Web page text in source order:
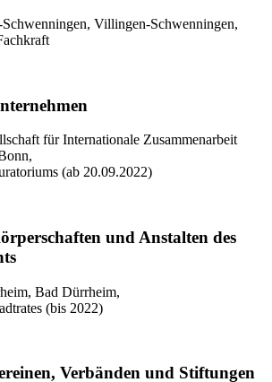
Villingen-Schwenningen,
für Internationale Zusammenarbeit
(ab 20.09.2022)
und Anstalten des
Bad Dürrheim,
(bis 2022)
Verbänden und Stiftungen